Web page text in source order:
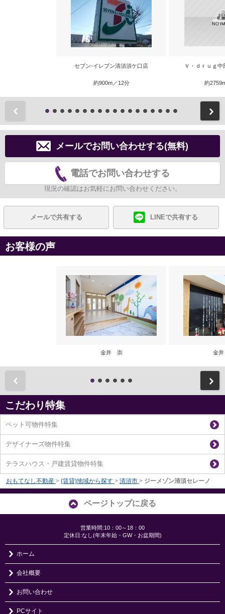
セブン-イレブン清須須ケ口店
約900m／12分
Ｖ・ｄｒｕｇ
約
メールでお問い合わせする(無料)
電話でお問い合わせする
現況の確認はお気軽にお問い合わせください。
メールで共有する LINEで共有する
お客様の声
金井 崇 金
こだわり特集
ペット可物件特集
デザイナーズ物件特集
テラスハウス・戸建賃貸物件特集
おもてなし不動産 > (賃貸)地域から探す > 清須市 > ジーメゾン清須セレーノ
ページトップに戻る
営業時間:10：00～18：00
定休日:なし(年末年始・GW・お盆期間)
ホーム
会社概要
お問い合わせ
PCサイト